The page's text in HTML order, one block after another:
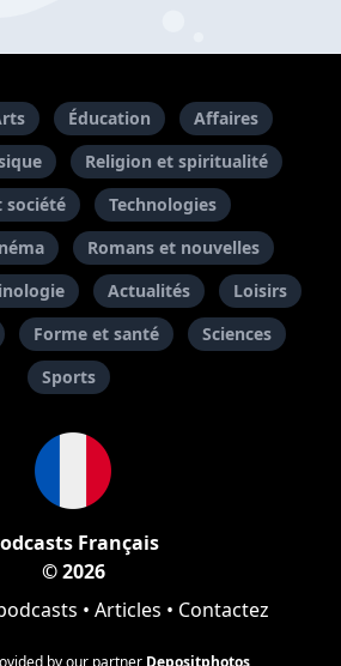
Éducation
Affaires
Religion et spiritualité
société
Technologies
Romans et nouvelles
Actualités
Loisirs
Forme et santé
Sciences
Sports
Français
© 2026
• Articles • Contactez
by our partner Depositphotos